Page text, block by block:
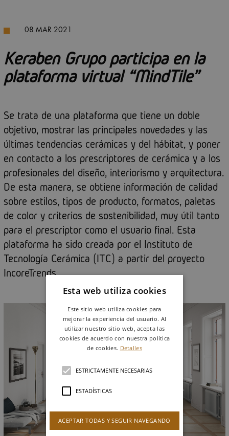
08 MAR 2021
Keraben Grupo participa en la
plataforma virtual “MindTile”
Se trata de una plataforma que tiene un doble
objetivo, mostrar las principales novedades y las
últimas tendencias cerámicas y del hábitat, y poner
en contacto a los prescriptores de cerámica y a los
profesionales del diseño, interiorismo y arquitectura.
De esta manera, se obtiene información de calidad
sobre estilos, tipos de producto, formatos, paletas
de color y criterios de sostenibilidad, muy útil tanto
para el prescriptor como el usuario final. Esta
plataforma ha sido creada por el Instituto de
Tecnología Cerámica (ITC) a partir del proyecto
IncoreTrends.
Esta web utiliza cookies
Este sitio web utiliza cookies para
mejorar la experiencia del usuario. Al
utilizar nuestro sitio web, acepta las
cookies de acuerdo con nuestra política
de cookies. Detalles
ESTRICTAMENTE NECESARIAS
ESTADÍSTICAS
ACEPTAR TODAS Y SEGUIR NAVEGANDO